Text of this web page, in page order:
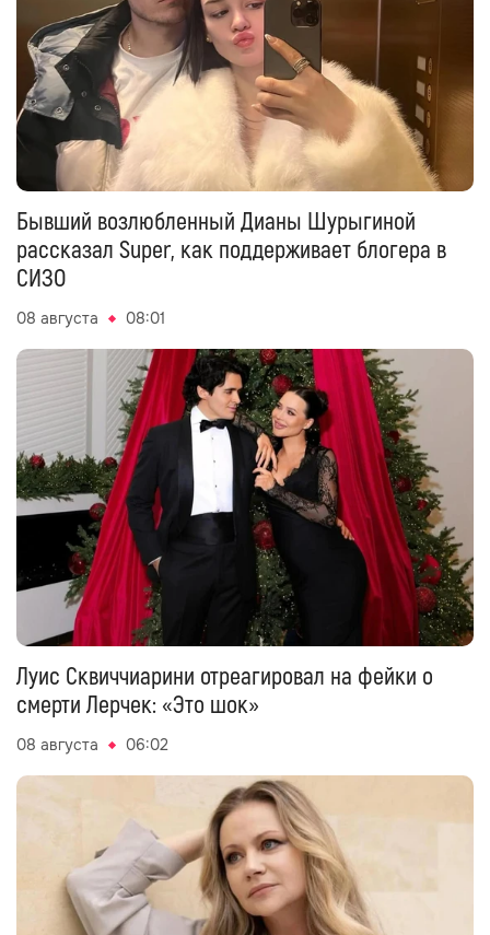
Бывший возлюбленный Дианы Шурыгиной
рассказал Super, как поддерживает блогера в
СИЗО
08 августа 08:01
Луис Сквиччиарини отреагировал на фейки о
смерти Лерчек: «Это шок»
08 августа 06:02